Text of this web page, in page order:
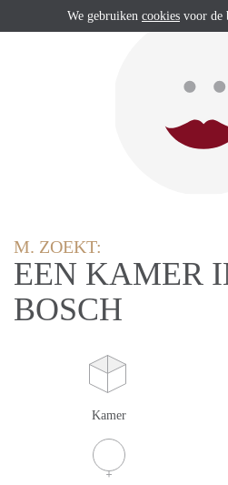
M. ZOEKT:
EEN KAMER
BOSCH
Kamer
We gebruiken cookies voor de